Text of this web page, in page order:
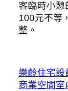
客臨時小憩
100元不等
整。
樂齡住宅設
商業空間室